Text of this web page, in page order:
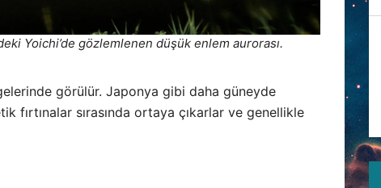
Yoichi’de gözlemlenen düşük enlem aurorası.
görülür. Japonya gibi daha güneyde
fırtınalar sırasında ortaya çıkarlar ve genellikle